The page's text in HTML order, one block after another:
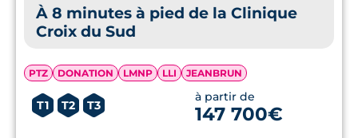
À 8 minutes à pied de la Clinique
Croix du Sud
PTZ DONATION LMNP LLI JEANBRUN
T1 T2 T3
à partir de
147 700€